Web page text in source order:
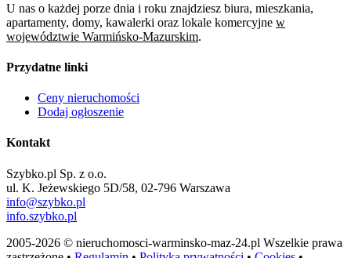
U nas o każdej porze dnia i roku znajdziesz biura, mieszkania,
apartamenty, domy, kawalerki oraz lokale komercyjne w
województwie Warmińsko-Mazurskim.
Przydatne linki
Ceny nieruchomości
Dodaj ogłoszenie
Kontakt
Szybko.pl Sp. z o.o.
ul. K. Jeżewskiego 5D/58, 02-796 Warszawa
info@szybko.pl
info.szybko.pl
2005-2026 © nieruchomosci-warminsko-maz-24.pl Wszelkie prawa